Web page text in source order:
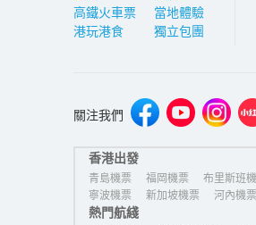
高鐵火車票
港玩港食
當地體驗
獨立包團
關注我們
香港出發
青島機票 福岡機票 布里斯班
寧波機票
新加坡機票 河內機票
濟州島機票
熱門航綫